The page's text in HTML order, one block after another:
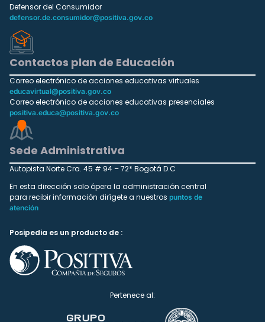
Defensor del Consumidor
defensor.de.consumidor@positiva.gov.co
Contactos plan de Educación
Correo electrónico de acciones educativas virtuales
educavirtual@positiva.gov.co
Correo electrónico de acciones educativas presenciales
positiva.educa@positiva.gov.co
Sede Administrativa
Autopista Norte Cra. 45 # 94 – 72* Bogotá D.C
En esta dirección solo ópera la administración central
para recibir información dirígete a nuestros puntos de
atención
Posipedia es un producto de :
Pertenece al: